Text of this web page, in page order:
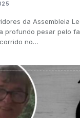
da Assembleia
profundo pesar pelo
no…